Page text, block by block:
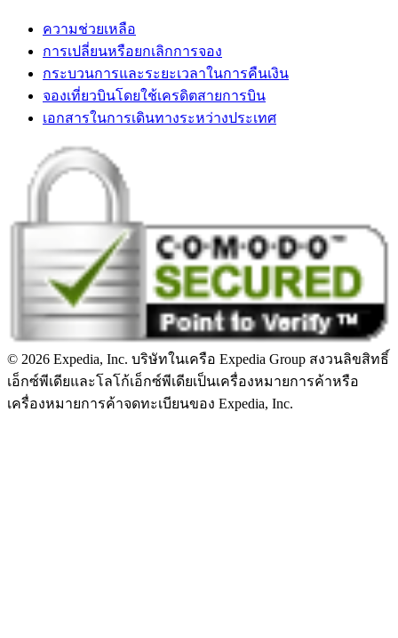
ความช่วยเหลือ
การเปลี่ยนหรือยกเลิกการจอง
กระบวนการและระยะเวลาในการคืนเงิน
จองเที่ยวบินโดยใช้เครดิตสายการบิน
เอกสารในการเดินทางระหว่างประเทศ
© 2026 Expedia, Inc. บริษัทในเครือ Expedia Group สงวนลิขสิทธิ์
เอ็กซ์พีเดียและโลโก้เอ็กซ์พีเดียเป็นเครื่องหมายการค้าหรือ
เครื่องหมายการค้าจดทะเบียนของ Expedia, Inc.